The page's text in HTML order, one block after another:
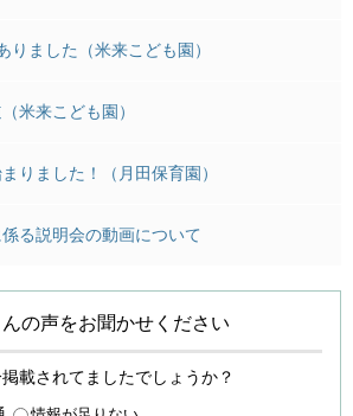
りました（米来こども園）
米来こども園）
りました！（月田保育園）
る説明会の動画について
の声をお聞かせください
載されてましたでしょうか？